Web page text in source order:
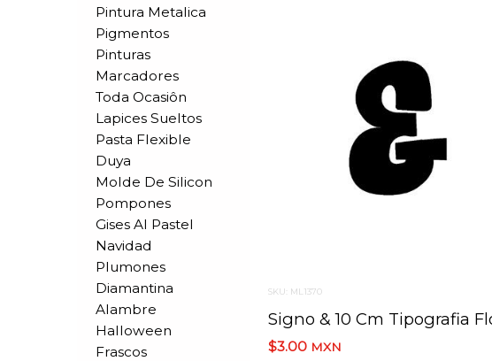
Pintura Metalica
Pigmentos
Pinturas
Marcadores
Toda Ocasiôn
Lapices Sueltos
Pasta Flexible
Duya
Molde De Silicon
Pompones
Gises Al Pastel
Navidad
Plumones
Diamantina
Alambre
Halloween
Frascos
SKU: ML1370
$3.00 MXN